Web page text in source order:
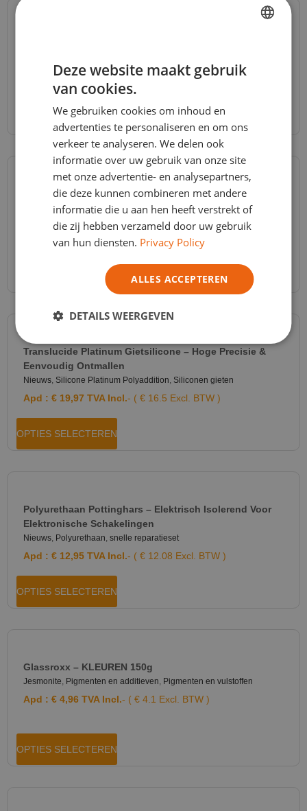
€26,96TVA Incl.- ( € 22.28 Excl. BTW )
OPTIES SELECTEREN
RTV2 Gietsilicone Shore A 20 – Silicone Voor Mallen
Van Hars, Gips, Was – FEINGOSIL 120 – 2
Componenten
Polycondensatie Siliconen Siliconen gieten
OPTIES SELECTEREN
Translucide Platinum Gietsilicone – Hoge Precisie &
Eenvoudig Ontmallen
Nieuws, Silicone Platinum Polyaddition, Siliconen gieten
Apd : € 19,97 TVA Incl.- ( € 16.5 Excl. BTW )
OPTIES SELECTEREN
Polyurethaan Pottinghars – Elektrisch Isolerend Voor
Elektronische Schakelingen
Nieuws, Polyurethaan, snelle reparatieset
Apd : € 12,95 TVA Incl.- ( € 12.08 Excl. BTW )
OPTIES SELECTEREN
Glassroxx – KLEUREN 150g
Jesmonite, Pigmenten en additieven, Pigmenten en vulstoffen
Apd : € 4,96 TVA Incl.- ( € 4.1 Excl. BTW )
OPTIES SELECTEREN
DUTCH
Deze website maakt gebruik
van cookies.
We gebruiken cookies om inhoud en
advertenties te personaliseren en om ons
verkeer te analyseren. We delen ook
informatie over uw gebruik van onze site
met onze advertentie- en analysepartners,
die deze kunnen combineren met andere
informatie die u aan hen heeft verstrekt of
die zij hebben verzameld door uw gebruik
van hun diensten. Privacy Policy
ALLES ACCEPTEREN
DETAILS WEERGEVEN